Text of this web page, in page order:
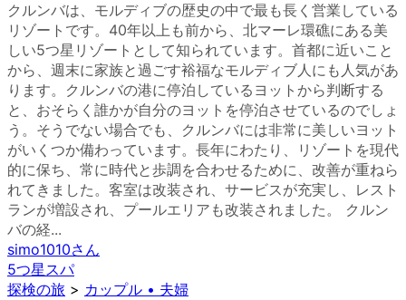
クルンバは、モルディブの歴史の中で最も長く営業している
リゾートです。40年以上も前から、北マーレ環礁にある美
しい5つ星リゾートとして知られています。首都に近いこと
から、週末に家族と過ごす裕福なモルディブ人にも人気があ
ります。クルンバの港に停泊しているヨットから判断する
と、おそらく誰かが自分のヨットを停泊させているのでしょ
う。そうでない場合でも、クルンバには非常に美しいヨット
がいくつか備わっています。長年にわたり、リゾートを現代
的に保ち、常に時代と歩調を合わせるために、改善が重ねら
れてきました。客室は改装され、サービスが充実し、レスト
ランが増設され、プールエリアも改装されました。 クルン
バの経...
simo1010さん
5つ星スパ
探検の旅 > カップル • 夫婦